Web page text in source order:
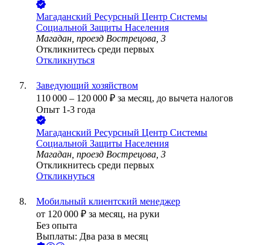
Магаданский Ресурсный Центр Системы
Социальной Защиты Населения
Магадан, проезд Вострецова, 3
Откликнитесь среди первых
Откликнуться
Заведующий хозяйством
110 000 – 120 000 ₽ за месяц, до вычета налогов
Опыт 1-3 года
Магаданский Ресурсный Центр Системы
Социальной Защиты Населения
Магадан, проезд Вострецова, 3
Откликнитесь среди первых
Откликнуться
Мобильный клиентский менеджер
от 120 000 ₽ за месяц, на руки
Без опыта
Выплаты: Два раза в месяц